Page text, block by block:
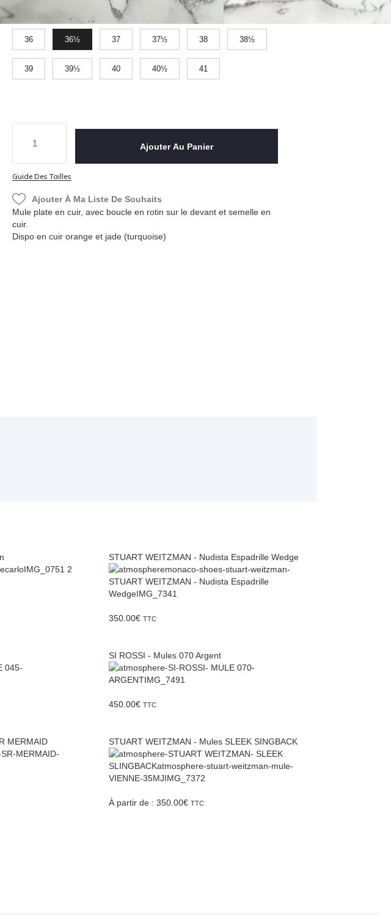
36 36½ 37 37½ 38 38½
39 39½ 40 40½ 41
Ajouter Au Panier
Guide Des Tailles
Ajouter À Ma Liste De Souhaits
Mule plate en cuir, avec boucle en rotin sur le devant et semelle en
cuir.
Dispo en cuir orange et jade (turquoise)
STUART WEITZMAN - Nudista Espadrille Wedge
350.00€ TTC
SI ROSSI - Mules 070 Argent
450.00€ TTC
MERMAID STUART WEITZMAN - Mules SLEEK SINGBACK
À partir de : 350.00€ TTC